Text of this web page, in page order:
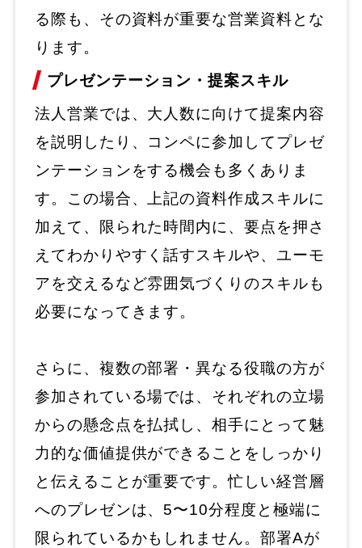
る際も、その資料が重要な営業資料とな
ります。
プレゼンテーション・提案スキル
法人営業では、大人数に向けて提案内容
を説明したり、コンペに参加してプレゼ
ンテーションをする機会も多くありま
す。この場合、上記の資料作成スキルに
加えて、限られた時間内に、要点を押さ
えてわかりやすく話すスキルや、ユーモ
アを交えるなど雰囲気づくりのスキルも
必要になってきます。
さらに、複数の部署・異なる役職の方が
参加されている場では、それぞれの立場
からの懸念点を払拭し、相手にとって魅
力的な価値提供ができることをしっかり
と伝えることが重要です。忙しい経営層
へのプレゼンは、5〜10分程度と極端に
限られているかもしれません。部署Aが